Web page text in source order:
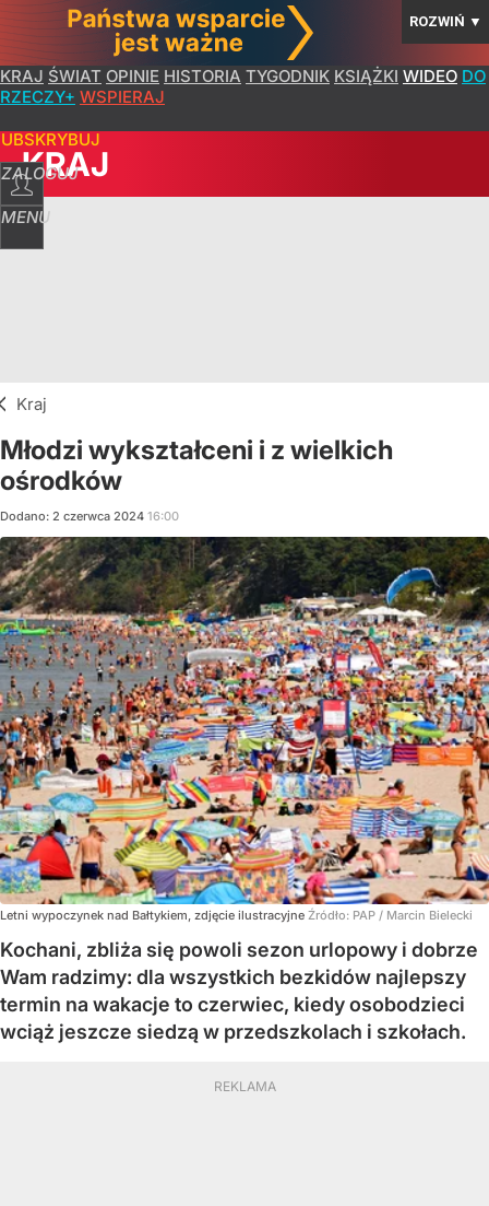
ROZWIŃ ▼
KRAJ ŚWIAT OPINIE HISTORIA TYGODNIK KSIĄŻKI WIDEO DO
RZECZY+ WSPIERAJ
ZALOGUJ
MENU
KRAJ
Kraj
Młodzi wykształceni i z wielkich
ośrodków
Dodano: 2 czerwca 2024 16:00
Letni wypoczynek nad Bałtykiem, zdjęcie ilustracyjne Źródło: PAP / Marcin Bielecki
Kochani, zbliża się powoli sezon urlopowy i dobrze
Wam radzimy: dla wszystkich bezkidów najlepszy
termin na wakacje to czerwiec, kiedy osobodzieci
wciąż jeszcze siedzą w przedszkolach i szkołach.